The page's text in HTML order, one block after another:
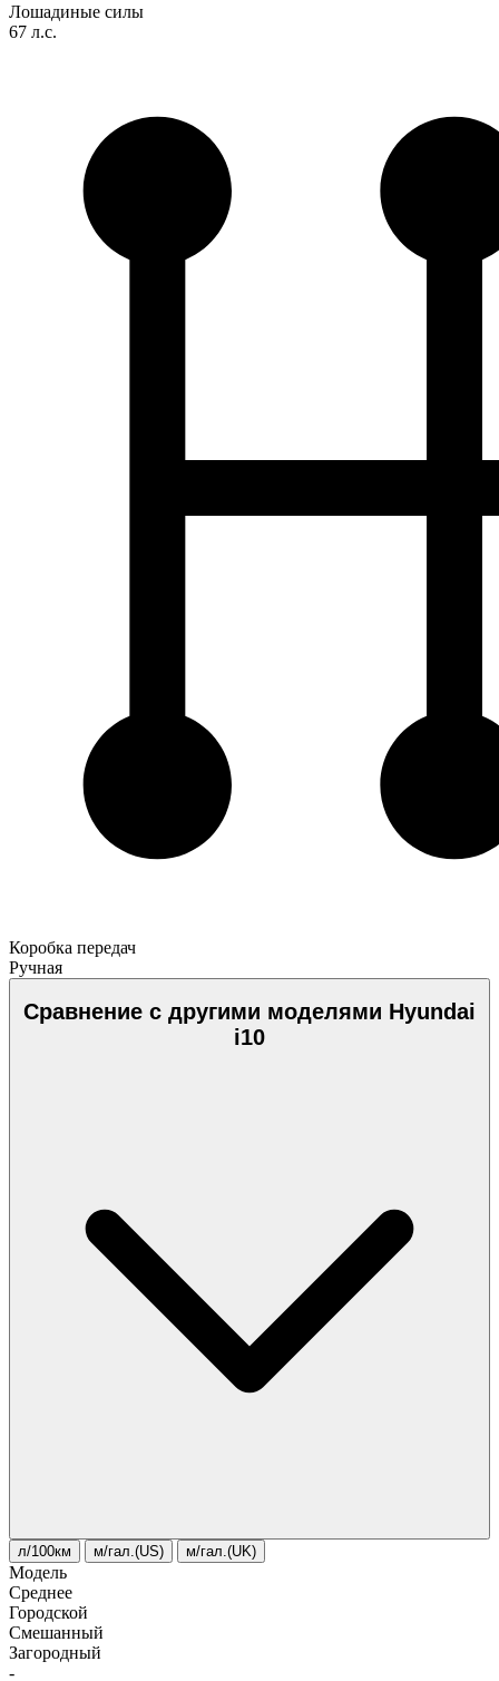
Лошадиные силы
67 л.с.
Коробка передач
Ручная
Сравнение с другими моделями Hyundai
i10
л/100км м/гал.(US) м/гал.(UK)
Модель
Среднее
Городской
Смешанный
Загородный
-